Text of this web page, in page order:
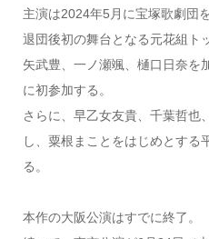
主演は2024年5月に宝塚歌劇団
退団後初の舞台となる元花組ト
矢武豊、一ノ瀬颯、樋口日奈を
に初参加する。
さらに、早乙女友貴、千葉哲也
し、粟根まことをはじめとする
る。
本作の大阪公演はすでに終了。